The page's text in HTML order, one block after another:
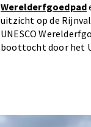
Werelderfgoedpad
uitzicht op de
UNESCO
boottocht door het